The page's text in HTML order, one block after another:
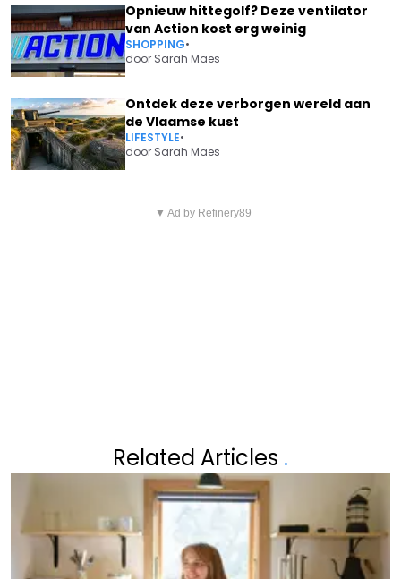
Opnieuw hittegolf? Deze ventilator
van Action kost erg weinig
SHOPPING•
door Sarah Maes
Ontdek deze verborgen wereld aan
de Vlaamse kust
LIFESTYLE•
door Sarah Maes
KLANKMAN PASCAL
▼ Ad by Refinery89
Related Articles .